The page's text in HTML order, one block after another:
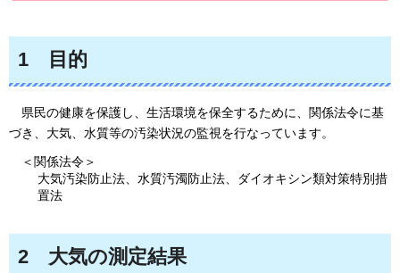
1 目的
県民の健康を保護し、生活環境を保全するために、関係法令に基
づき、大気、水質等の汚染状況の監視を行なっています。
＜関係法令＞
大気汚染防止法、水質汚濁防止法、ダイオキシン類対策特別措
置法
2 大気の測定結果